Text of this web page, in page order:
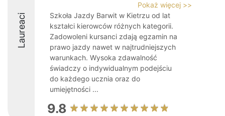
Laureaci
Pokaż więcej >>
Szkoła Jazdy Barwit w Kietrzu od lat
kształci kierowców różnych kategorii.
Zadowoleni kursanci zdają egzamin na
prawo jazdy nawet w najtrudniejszych
warunkach. Wysoka zdawalność
świadczy o indywidualnym podejściu
do każdego ucznia oraz do
umiejętności ...
9.8